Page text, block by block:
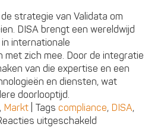
strategie van Validata om
DISA brengt een wereldwijd
internationale
zich mee. Door de integratie
van die expertise en een
en diensten, wat
doorlooptijd.
, Markt Tags compliance, DISA,
uitgeschakeld